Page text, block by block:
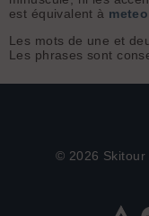
est équivalent à meteo
Les mots de une et
Les phrases sont
© 2026 Skitour